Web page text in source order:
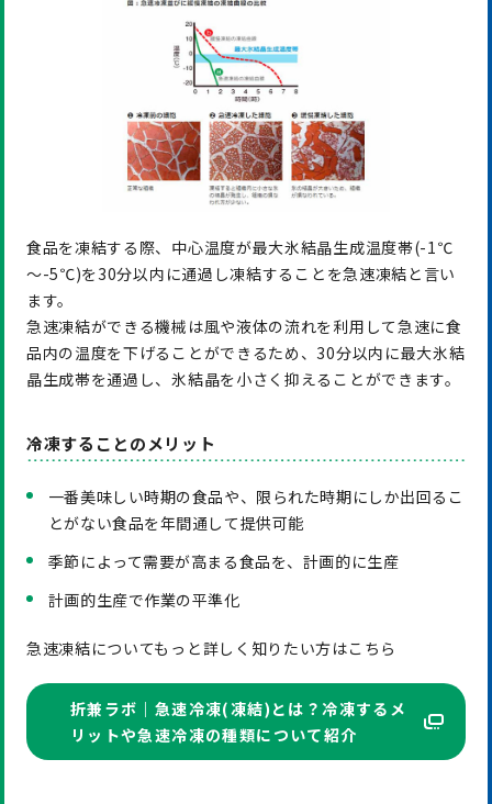
食品を凍結する際、中心温度が最大氷結晶生成温度帯(-1℃
～-5℃)を30分以内に通過し凍結することを急速凍結と言い
ます。
急速凍結ができる機械は風や液体の流れを利用して急速に食
品内の温度を下げることができるため、30分以内に最大氷結
晶生成帯を通過し、氷結晶を小さく抑えることができます。
冷凍することのメリット
一番美味しい時期の食品や、限られた時期にしか出回るこ
とがない食品を年間通して提供可能
季節によって需要が高まる食品を、計画的に生産
計画的生産で作業の平準化
急速凍結についてもっと詳しく知りたい方はこちら
折兼ラボ｜急速冷凍(凍結)とは？冷凍するメ
リットや急速冷凍の種類について紹介